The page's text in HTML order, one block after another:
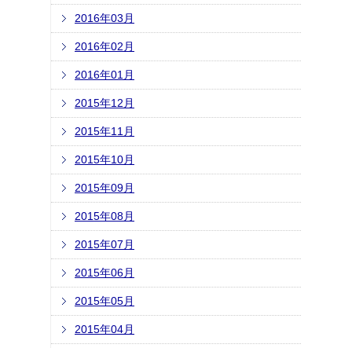
2016年03月
2016年02月
2016年01月
2015年12月
2015年11月
2015年10月
2015年09月
2015年08月
2015年07月
2015年06月
2015年05月
2015年04月